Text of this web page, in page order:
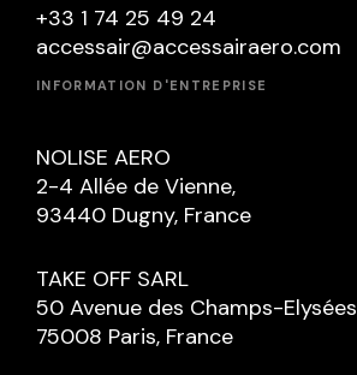
+33 1 74 25 49 24
accessair@accessairaero.com
INFORMATION D'ENTREPRISE
NOLISE AERO
2-4 Allée de Vienne,
93440 Dugny, France
TAKE OFF SARL
50 Avenue des Champs-Elysées
75008 Paris, France